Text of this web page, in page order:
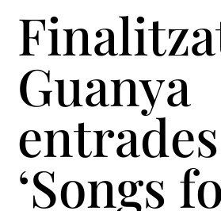
Guanya
‘Songs